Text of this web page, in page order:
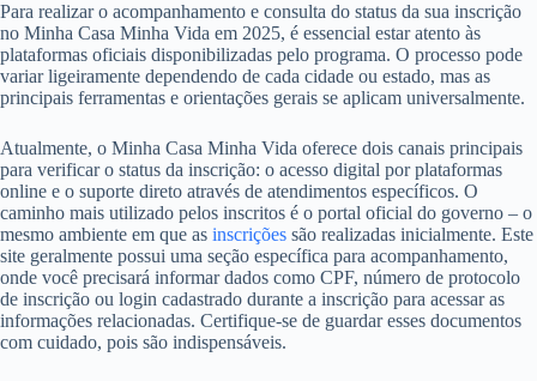
Para realizar o acompanhamento e consulta do status da sua inscrição
no Minha Casa Minha Vida em 2025, é essencial estar atento às
plataformas oficiais disponibilizadas pelo programa. O processo pode
variar ligeiramente dependendo de cada cidade ou estado, mas as
principais ferramentas e orientações gerais se aplicam universalmente.
Atualmente, o Minha Casa Minha Vida oferece dois canais principais
para verificar o status da inscrição: o acesso digital por plataformas
online e o suporte direto através de atendimentos específicos. O
caminho mais utilizado pelos inscritos é o portal oficial do governo – o
mesmo ambiente em que as inscrições são realizadas inicialmente. Este
site geralmente possui uma seção específica para acompanhamento,
onde você precisará informar dados como CPF, número de protocolo
de inscrição ou login cadastrado durante a inscrição para acessar as
informações relacionadas. Certifique-se de guardar esses documentos
com cuidado, pois são indispensáveis.